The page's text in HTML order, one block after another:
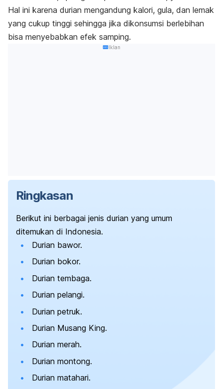
Hal ini karena durian mengandung kalori, gula, dan lemak
yang cukup tinggi sehingga jika dikonsumsi berlebihan
bisa menyebabkan efek samping.
Iklan
Ringkasan
Berikut ini berbagai jenis durian yang umum
ditemukan di Indonesia.
Durian bawor.
Durian bokor.
Durian tembaga.
Durian pelangi.
Durian petruk.
Durian Musang King.
Durian merah.
Durian montong.
Durian matahari.